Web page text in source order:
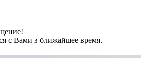
с Вами в ближайшее время.